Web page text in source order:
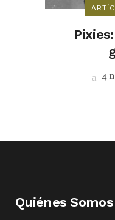
4
Quiénes Somos